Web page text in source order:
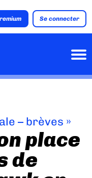
Se connecter
– brèves »
place
de